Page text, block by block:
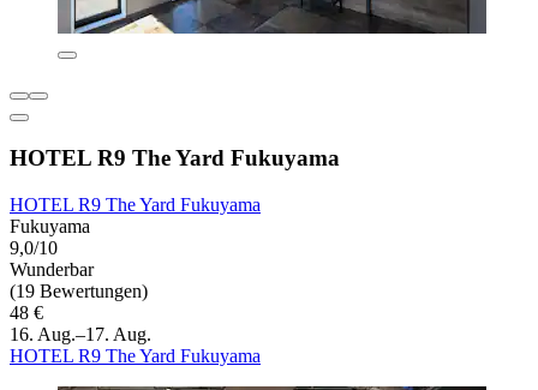
HOTEL R9 The Yard Fukuyama
HOTEL R9 The Yard Fukuyama
Fukuyama
9,0/10
Wunderbar
(19 Bewertungen)
48 €
16. Aug.–17. Aug.
HOTEL R9 The Yard Fukuyama